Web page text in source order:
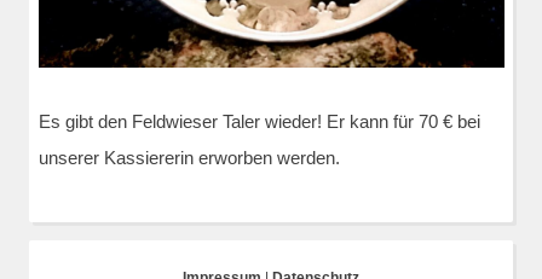
Es gibt den Feldwieser Taler wieder! Er kann für 70 € bei
unserer Kassiererin erworben werden.